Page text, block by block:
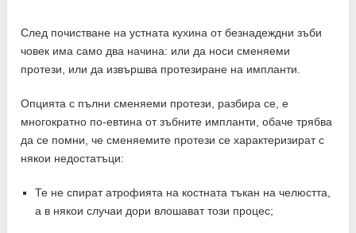
След почистване на устната кухина от безнадеждни зъби
човек има само два начина: или да носи сменяеми
протези, или да извършва протезиране на импланти.
Опцията с пълни сменяеми протези, разбира се, е
многократно по-евтина от зъбните импланти, обаче трябва
да се помни, че сменяемите протези се характеризират с
някои недостатъци:
Те не спират атрофията на костната тъкан на челюстта,
а в някои случаи дори влошават този процес;